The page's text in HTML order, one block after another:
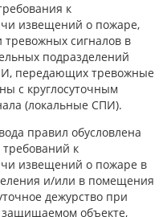
к
извещений о пожаре,
сигналов в
подразделений
передающих тревожные
с круглосуточным
(локальные СПИ).
правил обусловлена
к
извещений о пожаре в
и/или в помещения
дежурство при
защищаемом объекте,